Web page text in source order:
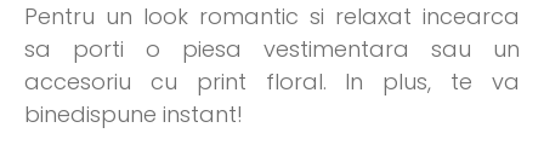
Pentru un look romantic si relaxat incearca
sa porti o piesa vestimentara sau un
accesoriu cu print floral. In plus, te va
binedispune instant!